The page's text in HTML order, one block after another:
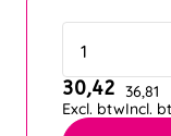
30,42
Excl. btw
36,81
Incl.